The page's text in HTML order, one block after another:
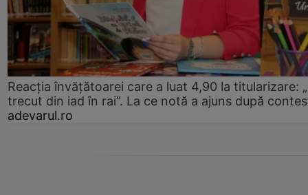
Reacția învățătoarei care a luat 4,90 la titularizare:
trecut din iad în rai”. La ce notă a ajuns după
adevarul.ro